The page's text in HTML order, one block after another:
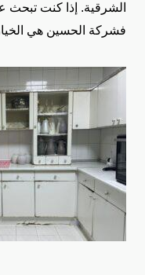
الشرقية. إذا كنت
فشركة الحسين هي